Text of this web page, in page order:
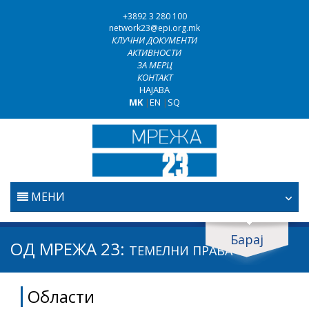
+3892 3 280 100
network23@epi.org.mk
КЛУЧНИ ДОКУМЕНТИ
АКТИВНОСТИ
ЗА МЕРЦ
КОНТАКТ
НАЈАВА
MK|EN | SQ
МЕНИ
ПОЧЕТНА
ПРАВОСУДСТВО
БОРБА ПРОТИВ КОРУПЦИЈАТА
Барај
Барај документи
Област / подрачје
ОД МРЕЖА 23: ТЕМЕЛНИ ПРАВА
Области